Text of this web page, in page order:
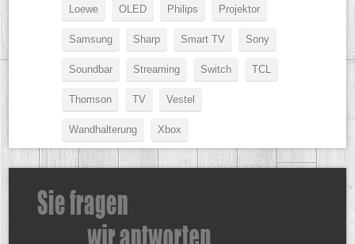
Loewe OLED Philips Projektor
Samsung Sharp Smart TV Sony
Soundbar Streaming Switch TCL
Thomson TV Vestel
Wandhalterung Xbox